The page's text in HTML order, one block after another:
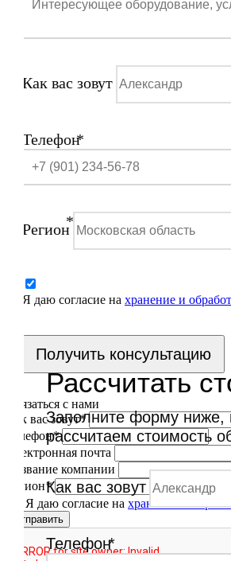
Как вас зовут
Телефон*
Регион*
Я даю согласие на хранение и
Получить консультацию
Связаться с нами
Как вас зовут*
Телефон*
Электронная почта
Название компании
Регион*
Я даю согласие на хранение и
Отправить
Рассчитать
Заполните форму ниже,
рассчитаем стоимость
Как вас зовут
Телефон*